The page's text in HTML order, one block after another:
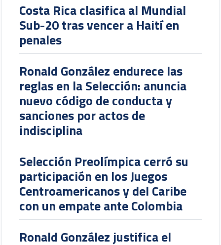
Costa Rica clasifica al Mundial
Sub-20 tras vencer a Haití en
penales
Ronald González endurece las
reglas en la Selección: anuncia
nuevo código de conducta y
sanciones por actos de
indisciplina
Selección Preolímpica cerró su
participación en los Juegos
Centroamericanos y del Caribe
con un empate ante Colombia
Ronald González justifica el